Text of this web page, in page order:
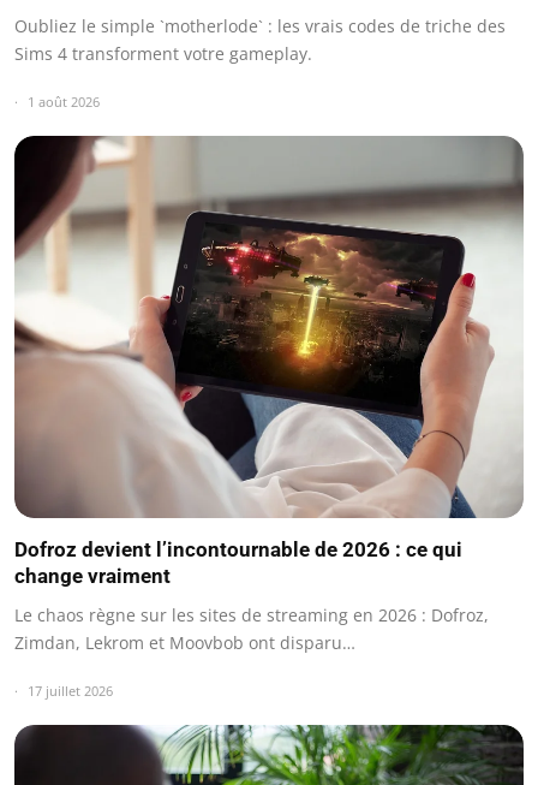
Oubliez le simple `motherlode` : les vrais codes de triche des
Sims 4 transforment votre gameplay.
1 août 2026
Dofroz devient l’incontournable de 2026 : ce qui
change vraiment
Le chaos règne sur les sites de streaming en 2026 : Dofroz,
Zimdan, Lekrom et Moovbob ont disparu…
17 juillet 2026